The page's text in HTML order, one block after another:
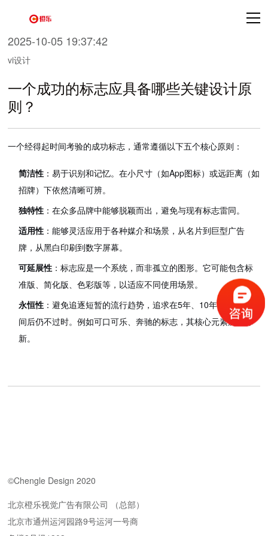
2025-10-05 19:37:42
vi设计
一个成功的标志应具备哪些关键设计原
则？
一个经得起时间考验的成功标志，通常遵循以下五个核心原则：
简洁性 ：易于识别和记忆。在小尺寸（如App图标）或远距离（如
招牌）下依然清晰可辨。
独特性 ：在众多品牌中能够脱颖而出，避免与现有标志雷同。
适用性 ：能够灵活应用于各种媒介和场景，从名片到巨型广告
牌，从黑白印刷到数字屏幕。
可延展性 ：标志应是一个系统，而非孤立的图形。它可能包含标
准版、简化版、色彩版等，以适应不同使用场景。
永恒性 ：避免追逐短暂的流行趋势，追求在5年、10年甚至更长时
间后仍不过时。例如可口可乐、奔驰的标志，其核心元素历久弥
新。
©Chengle Design 2020
北京橙乐视觉广告有限公司 （总部）
北京市通州运河园路9号运河一号商